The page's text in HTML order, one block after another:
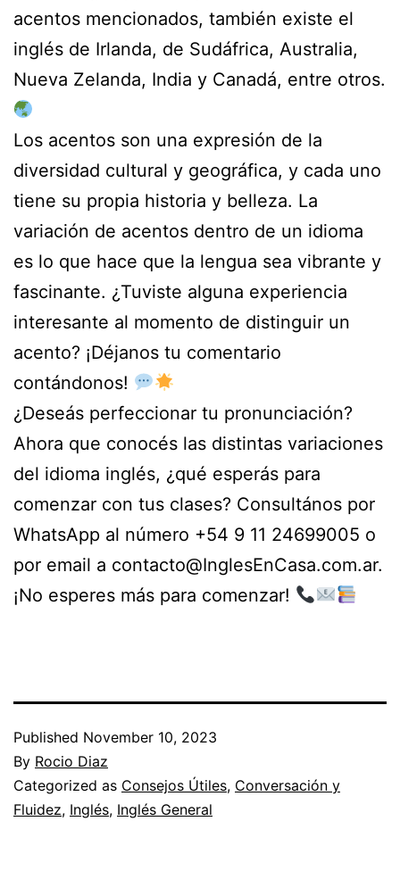
acentos mencionados, también existe el
inglés de Irlanda, de Sudáfrica, Australia,
Nueva Zelanda, India y Canadá, entre otros.
Los acentos son una expresión de la
diversidad cultural y geográfica, y cada uno
tiene su propia historia y belleza. La
variación de acentos dentro de un idioma
es lo que hace que la lengua sea vibrante y
fascinante. ¿Tuviste alguna experiencia
interesante al momento de distinguir un
acento? ¡Déjanos tu comentario
contándonos!
¿Deseás perfeccionar tu pronunciación?
Ahora que conocés las distintas variaciones
del idioma inglés, ¿qué esperás para
comenzar con tus clases? Consultános por
WhatsApp al número +54 9 11 24699005 o
por email a contacto@InglesEnCasa.com.ar.
¡No esperes más para comenzar!
Published November 10, 2023
By Rocio Diaz
Categorized as Consejos Útiles, Conversación y
Fluidez, Inglés, Inglés General